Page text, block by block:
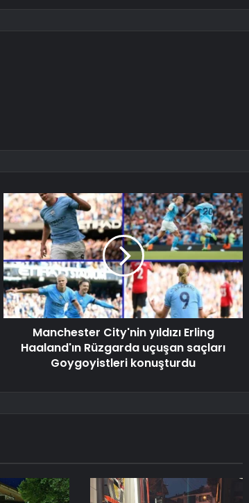
Manchester City'nin yıldızı Erling
Haaland'ın Rüzgarda uçuşan saçları
Goygoyistleri konuşturdu